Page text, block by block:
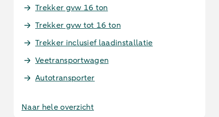
Trekker gvw 16 ton
Trekker gvw tot 16 ton
Trekker inclusief laadinstallatie
Veetransportwagen
Autotransporter
Naar hele overzicht